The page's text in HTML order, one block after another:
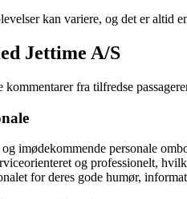
kan variere, og det er altid
Jettime A/S
fra tilfredse
imødekommende personale
og professionelt,
for deres gode humør,